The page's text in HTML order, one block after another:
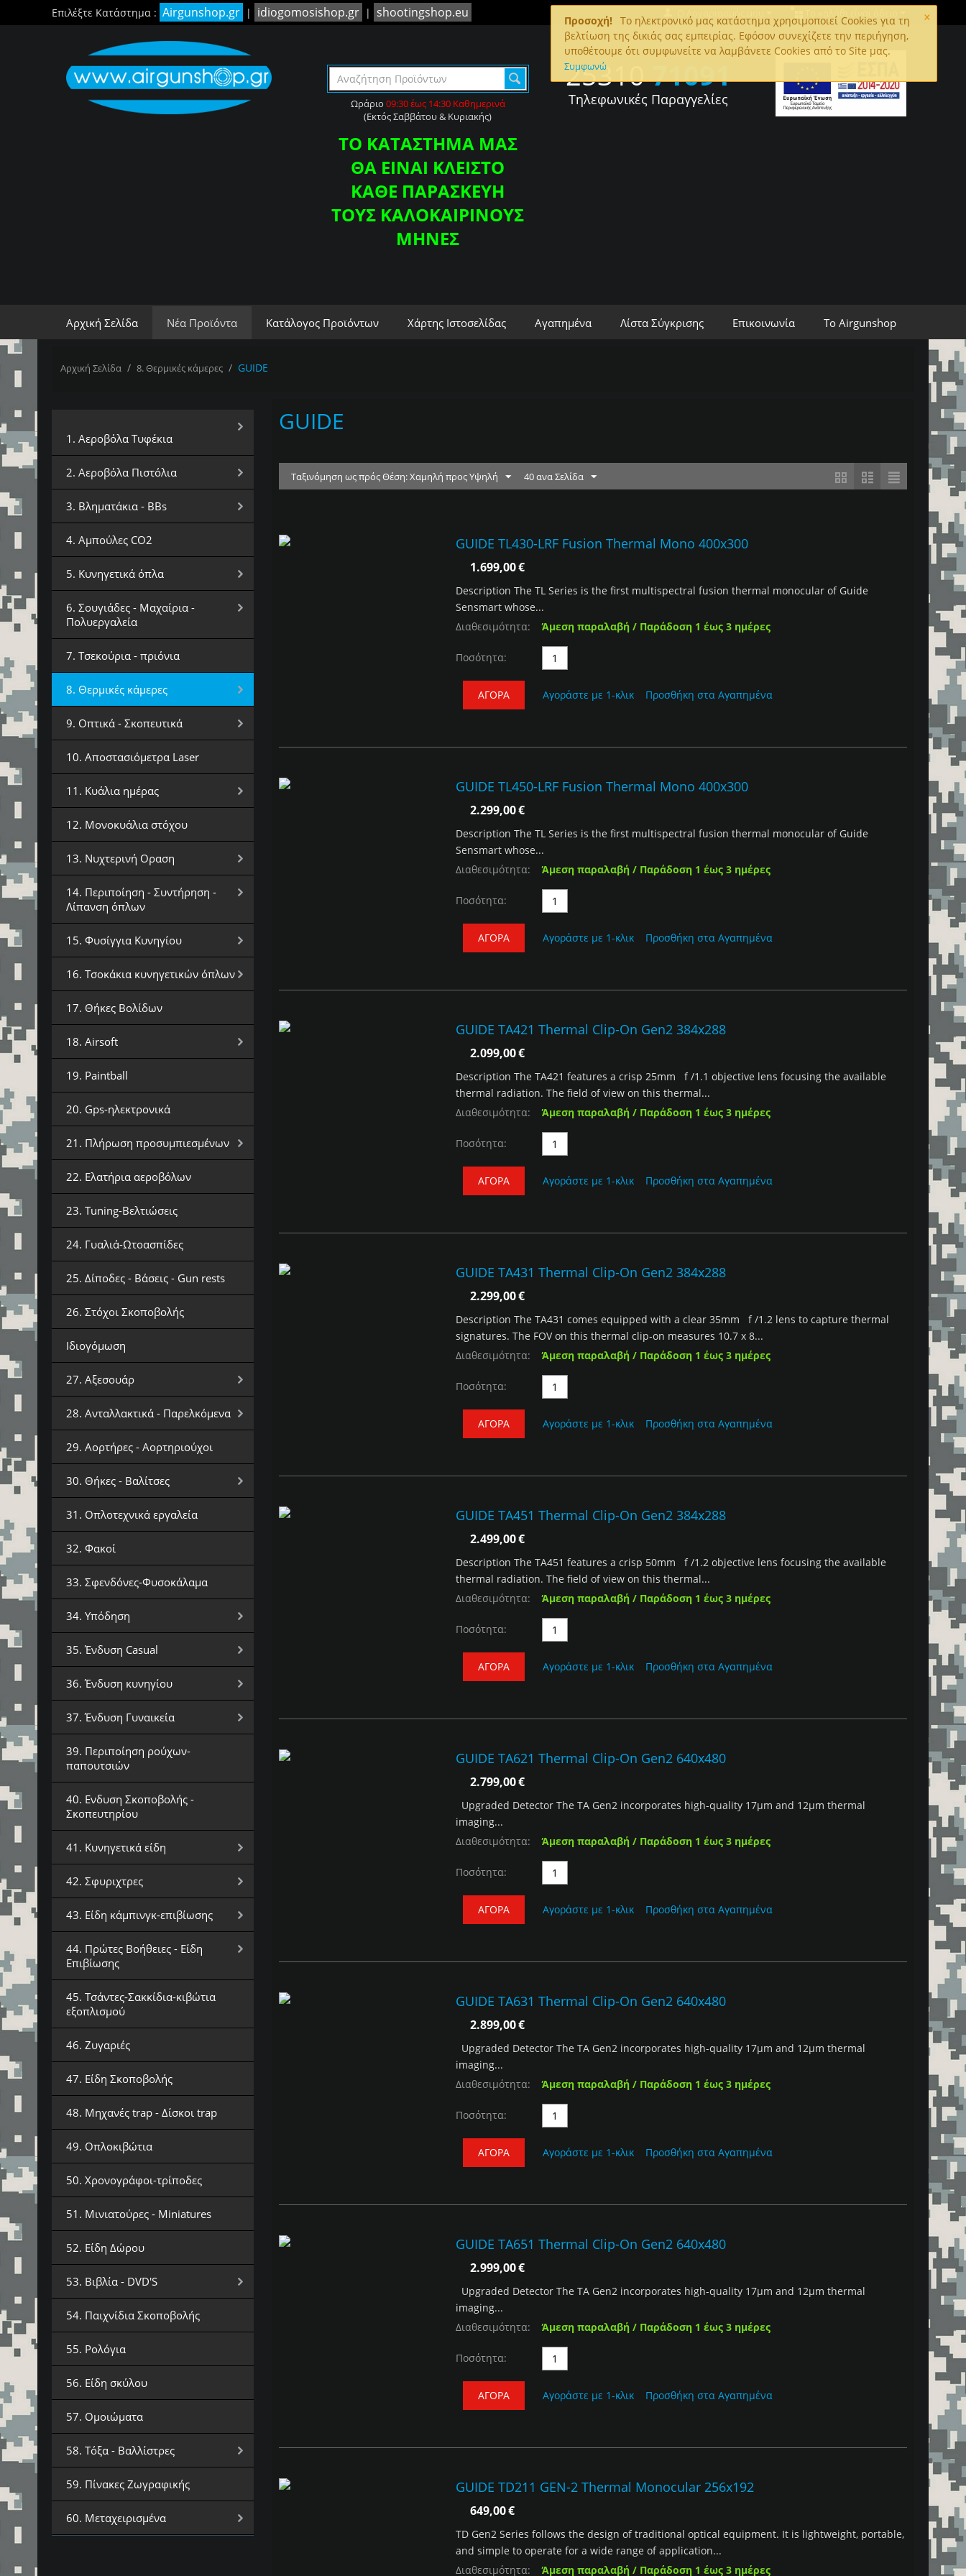
×
Προσοχή!
To ηλεκτρονικό μας κατάστημα χρησιμοποιεί Cookies για τη
βελτίωση της δικιάς σας εμπειρίας. Εφόσον συνεχίζετε την περιήγηση,
υποθέτουμε ότι συμφωνείτε να λαμβάνετε Cookies από το Site μας.
Συμφωνώ
Επιλέξτε Κατάστημα : Airgunshop.gr | idiogomosishop.gr | shootingshop.eu Το καλάθι είναι άδειο
Ο Λογαριασμός μου
Ωράριο 09:30 έως 14:30 Καθημερινά
(Εκτός Σαββάτου & Κυριακής)
ΤΟ ΚΑΤΑΣΤΗΜΑ ΜΑΣ
ΘΑ ΕΙΝΑΙ ΚΛΕΙΣΤΟ
ΚΑΘΕ ΠΑΡΑΣΚΕΥΗ
ΤΟΥΣ ΚΑΛΟΚΑΙΡΙΝΟΥΣ
ΜΗΝΕΣ
2531071091
Τηλεφωνικές Παραγγελίες
Αρχική Σελίδα Νέα Προϊόντα Κατάλογος Προϊόντων Χάρτης Ιστοσελίδας Αγαπημένα Λίστα Σύγκρισης Επικοινωνία Το Airgunshop
Αρχική Σελίδα / 8. Θερμικές κάμερες / GUIDE
1. Αεροβόλα Τυφέκια
2. Αεροβόλα Πιστόλια
3. Βληματάκια - BBs
4. Αμπούλες CO2
5. Κυνηγετικά όπλα
6. Σουγιάδες - Μαχαίρια -
Πολυεργαλεία
7. Τσεκούρια - πριόνια
8. Θερμικές κάμερες
9. Οπτικά - Σκοπευτικά
10. Αποστασιόμετρα Laser
11. Κυάλια ημέρας
12. Μονοκυάλια στόχου
13. Νυχτερινή Οραση
14. Περιποίηση - Συντήρηση -
Λίπανση όπλων
15. Φυσίγγια Κυνηγίου
16. Τσοκάκια κυνηγετικών όπλων
17. Θήκες Βολίδων
18. Airsoft
19. Paintball
20. Gps-ηλεκτρονικά
21. Πλήρωση προσυμπιεσμένων
22. Ελατήρια αεροβόλων
23. Tuning-Βελτιώσεις
24. Γυαλιά-Ωτοασπίδες
25. Δίποδες - Βάσεις - Gun rests
26. Στόχοι Σκοποβολής
Ιδιογόμωση
27. Αξεσουάρ
28. Ανταλλακτικά - Παρελκόμενα
29. Αορτήρες - Αορτηριούχοι
30. Θήκες - Βαλίτσες
31. Οπλοτεχνικά εργαλεία
32. Φακοί
33. Σφενδόνες-Φυσοκάλαμα
34. Υπόδηση
35. Ένδυση Casual
36. Ένδυση κυνηγίου
37. Ένδυση Γυναικεία
39. Περιποίηση ρούχων-
παπουτσιών
40. Ενδυση Σκοποβολής -
Σκοπευτηρίου
41. Κυνηγετικά είδη
42. Σφυριχτρες
43. Είδη κάμπινγκ-επιβίωσης
44. Πρώτες Βοήθειες - Είδη
Επιβίωσης
45. Τσάντες-Σακκίδια-κιβώτια
εξοπλισμού
46. Ζυγαριές
47. Είδη Σκοποβολής
48. Μηχανές trap - Δίσκοι trap
49. Οπλοκιβώτια
50. Χρονογράφοι-τρίποδες
51. Μινιατούρες - Miniatures
52. Είδη Δώρου
53. Βιβλία - DVD'S
54. Παιχνίδια Σκοποβολής
55. Ρολόγια
56. Είδη σκύλου
57. Ομοιώματα
58. Τόξα - Βαλλίστρες
59. Πίνακες Ζωγραφικής
60. Μεταχειρισμένα
GUIDE
Ταξινόμηση ως πρός Θέση: Χαμηλή προς Υψηλή 40 ανα Σελίδα
GUIDE TL430-LRF Fusion Thermal Mono 400x300
1.699,00€
Description The TL Series is the first multispectral fusion thermal monocular of Guide
Sensmart whose...
Διαθεσιμότητα:
Άμεση παραλαβή / Παράδοση 1 έως 3 ημέρες
Ποσότητα:
ΑΓΟΡΆ Αγοράστε με 1-κλικ Προσθήκη στα Αγαπημένα
GUIDE TL450-LRF Fusion Thermal Mono 400x300
2.299,00€
Description The TL Series is the first multispectral fusion thermal monocular of Guide
Sensmart whose...
Διαθεσιμότητα:
Άμεση παραλαβή / Παράδοση 1 έως 3 ημέρες
Ποσότητα:
ΑΓΟΡΆ Αγοράστε με 1-κλικ Προσθήκη στα Αγαπημένα
GUIDE TA421 Thermal Clip-On Gen2 384x288
2.099,00€
Description The TA421 features a crisp 25mm f /1.1 objective lens focusing the available
thermal radiation. The field of view on this thermal...
Διαθεσιμότητα:
Άμεση παραλαβή / Παράδοση 1 έως 3 ημέρες
Ποσότητα:
ΑΓΟΡΆ Αγοράστε με 1-κλικ Προσθήκη στα Αγαπημένα
GUIDE TA431 Thermal Clip-On Gen2 384x288
2.299,00€
Description The TA431 comes equipped with a clear 35mm f /1.2 lens to capture thermal
signatures. The FOV on this thermal clip-on measures 10.7 x 8...
Διαθεσιμότητα:
Άμεση παραλαβή / Παράδοση 1 έως 3 ημέρες
Ποσότητα:
ΑΓΟΡΆ Αγοράστε με 1-κλικ Προσθήκη στα Αγαπημένα
GUIDE TA451 Thermal Clip-On Gen2 384x288
2.499,00€
Description The TA451 features a crisp 50mm f /1.2 objective lens focusing the available
thermal radiation. The field of view on this thermal...
Διαθεσιμότητα:
Άμεση παραλαβή / Παράδοση 1 έως 3 ημέρες
Ποσότητα:
ΑΓΟΡΆ Αγοράστε με 1-κλικ Προσθήκη στα Αγαπημένα
GUIDE TA621 Thermal Clip-On Gen2 640x480
2.799,00€
Upgraded Detector The TA Gen2 incorporates high-quality 17μm and 12µm thermal
imaging...
Διαθεσιμότητα:
Άμεση παραλαβή / Παράδοση 1 έως 3 ημέρες
Ποσότητα:
ΑΓΟΡΆ Αγοράστε με 1-κλικ Προσθήκη στα Αγαπημένα
GUIDE TA631 Thermal Clip-On Gen2 640x480
2.899,00€
Upgraded Detector The TA Gen2 incorporates high-quality 17μm and 12µm thermal
imaging...
Διαθεσιμότητα:
Άμεση παραλαβή / Παράδοση 1 έως 3 ημέρες
Ποσότητα:
ΑΓΟΡΆ Αγοράστε με 1-κλικ Προσθήκη στα Αγαπημένα
GUIDE TA651 Thermal Clip-On Gen2 640x480
2.999,00€
Upgraded Detector The TA Gen2 incorporates high-quality 17μm and 12µm thermal
imaging...
Διαθεσιμότητα:
Άμεση παραλαβή / Παράδοση 1 έως 3 ημέρες
Ποσότητα:
ΑΓΟΡΆ Αγοράστε με 1-κλικ Προσθήκη στα Αγαπημένα
GUIDE TD211 GEN-2 Thermal Monocular 256x192
649,00€
TD Gen2 Series follows the design of traditional optical equipment. It is lightweight, portable,
and simple to operate for a wide range of application...
Διαθεσιμότητα:
Άμεση παραλαβή / Παράδοση 1 έως 3 ημέρες